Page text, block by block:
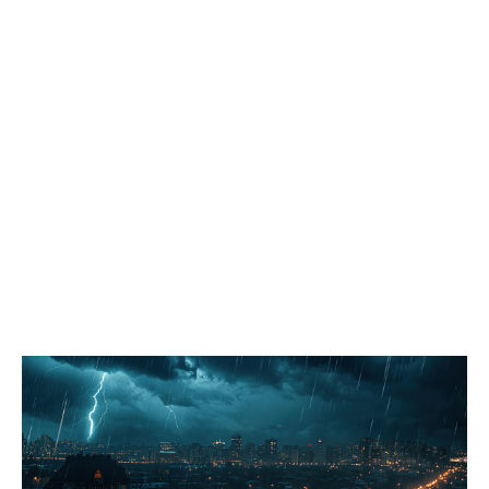
варианты решения нескольких ключевых задач: обеспечение
доступной среды для входной группы муниципального
помещения, которое арендует городское общество слепых по
адресу Мира, 80; комплексное благоустройство территории в
районе школ № 40 и № 29, граничащей с участком
инициативного проекта «Березовая аллея»; обустройство
тротуара вдоль автомобильной дороги по улице Рабочей с